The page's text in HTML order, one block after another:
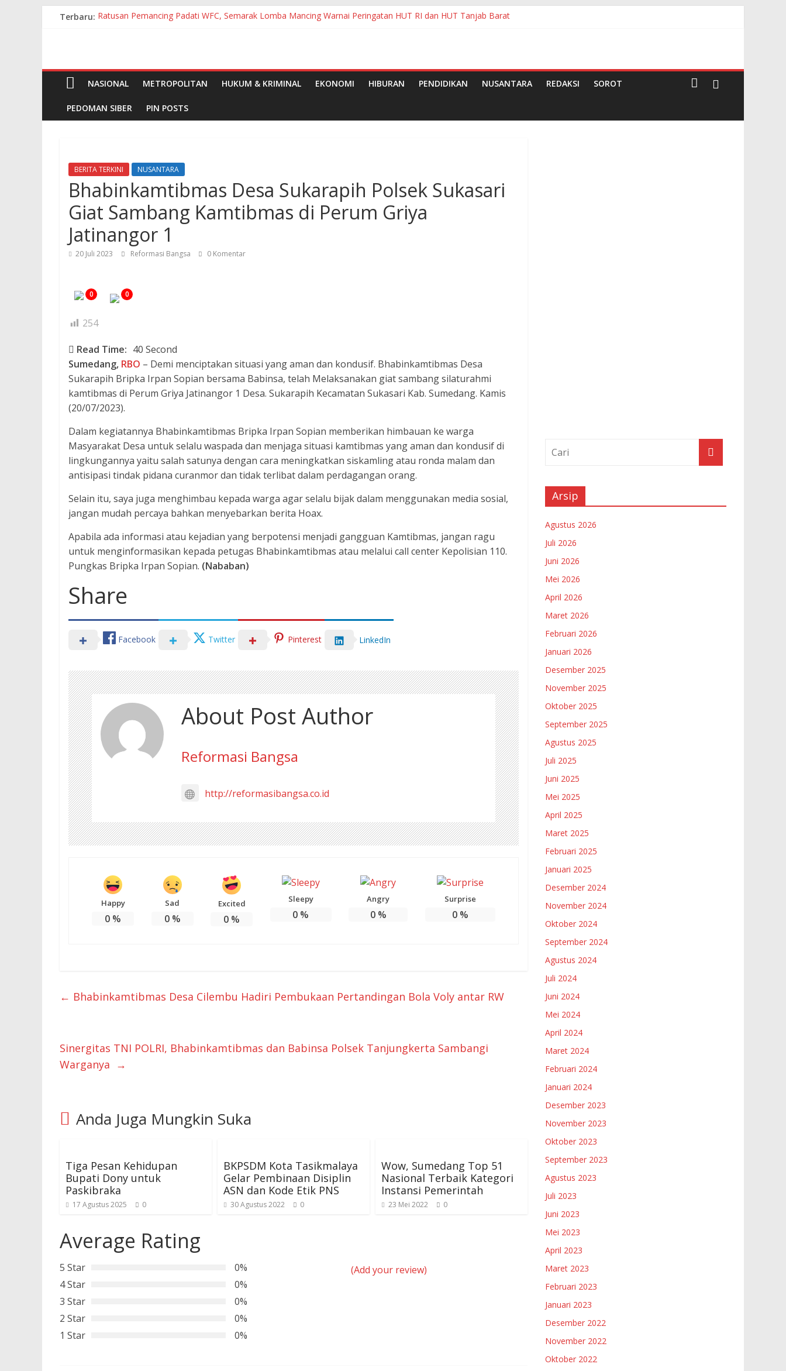
Terbaru: Ratusan Pemancing Padati WFC, Semarak Lomba Mancing Warnai Peringatan HUT RI dan HUT Tanjab Barat
Sekda Resmi Buka Diklat Paskibraka Kabupaten Pelalawan Tahun 2026
NASIONAL
METROPOLITAN HUKUM & KRIMINAL EKONOMI HIBURAN PENDIDIKAN NUSANTARA REDAKSI SOROT
PEDOMAN SIBER PIN POSTS
BERITA TERKINI NUSANTARA
Bhabinkamtibmas Desa Sukarapih Polsek Sukasari
Giat Sambang Kamtibmas di Perum Griya
Jatinangor 1
20 Juli 2023 Reformasi Bangsa 0 Komentar
0 0
254
Read Time: 40 Second
Sumedang, RBO – Demi menciptakan situasi yang aman dan kondusif. Bhabinkamtibmas Desa
Sukarapih Bripka Irpan Sopian bersama Babinsa, telah Melaksanakan giat sambang silaturahmi
kamtibmas di Perum Griya Jatinangor 1 Desa. Sukarapih Kecamatan Sukasari Kab. Sumedang. Kamis
(20/07/2023).
Dalam kegiatannya Bhabinkamtibmas Bripka Irpan Sopian memberikan himbauan ke warga
Masyarakat Desa untuk selalu waspada dan menjaga situasi kamtibmas yang aman dan kondusif di
lingkungannya yaitu salah satunya dengan cara meningkatkan siskamling atau ronda malam dan
antisipasi tindak pidana curanmor dan tidak terlibat dalam perdagangan orang.
Selain itu, saya juga menghimbau kepada warga agar selalu bijak dalam menggunakan media sosial,
jangan mudah percaya bahkan menyebarkan berita Hoax.
Apabila ada informasi atau kejadian yang berpotensi menjadi gangguan Kamtibmas, jangan ragu
untuk menginformasikan kepada petugas Bhabinkamtibmas atau melalui call center Kepolisian 110.
Pungkas Bripka Irpan Sopian. (Nababan)
Share
Facebook Twitter Pinterest LinkedIn
About Post Author
Reformasi Bangsa
http://reformasibangsa.co.id
Happy
0 %
Sad
0%
Excited
0 %
Sleepy
0 %
Angry
0%
Surprise
0%
← Bhabinkamtibmas Desa Cilembu Hadiri Pembukaan Pertandingan Bola Voly antar RW
Sinergitas TNI POLRI, Bhabinkamtibmas dan Babinsa Polsek Tanjungkerta Sambangi
Warganya →
Anda Juga Mungkin Suka
Tiga Pesan Kehidupan
Bupati Dony untuk
Paskibraka
17 Agustus 2025 0
BKPSDM Kota Tasikmalaya
Gelar Pembinaan Disiplin
ASN dan Kode Etik PNS
30 Agustus 2022 0
Wow, Sumedang Top 51
Nasional Terbaik Kategori
Instansi Pemerintah
23 Mei 2022 0
Average Rating
5 Star
0%
4 Star
0%
3 Star
0%
2 Star
0%
1 Star
0%
(Add your review)
Arsip
Agustus 2026
Juli 2026
Juni 2026
Mei 2026
April 2026
Maret 2026
Februari 2026
Januari 2026
Desember 2025
November 2025
Oktober 2025
September 2025
Agustus 2025
Juli 2025
Juni 2025
Mei 2025
April 2025
Maret 2025
Februari 2025
Januari 2025
Desember 2024
November 2024
Oktober 2024
September 2024
Agustus 2024
Juli 2024
Juni 2024
Mei 2024
April 2024
Maret 2024
Februari 2024
Januari 2024
Desember 2023
November 2023
Oktober 2023
September 2023
Agustus 2023
Juli 2023
Juni 2023
Mei 2023
April 2023
Maret 2023
Februari 2023
Januari 2023
Desember 2022
November 2022
Oktober 2022